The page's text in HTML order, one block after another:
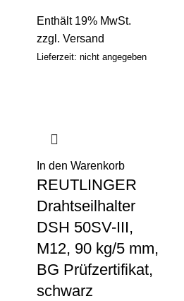
Enthält 19% MwSt.
zzgl. Versand
Lieferzeit: nicht angegeben
In den Warenkorb
REUTLINGER
Drahtseilhalter
DSH 50SV-III,
M12, 90 kg/5 mm,
BG Prüfzertifikat,
schwarz